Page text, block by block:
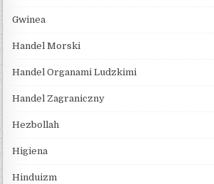
Gwinea
Handel Morski
Handel Organami Ludzkimi
Handel Zagraniczny
Hezbollah
Higiena
Hinduizm